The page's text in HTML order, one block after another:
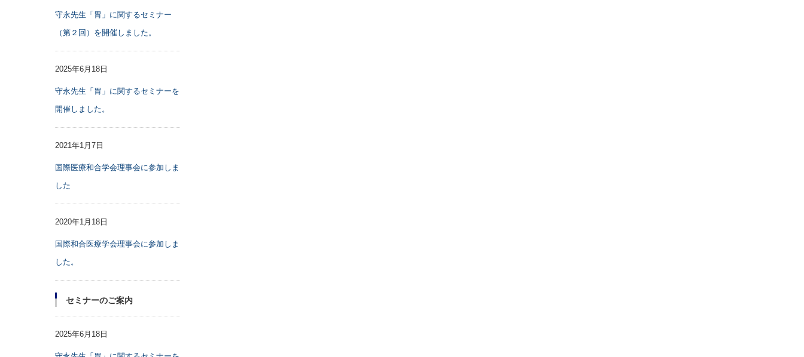
守永先生「胃」に関するセミナー
（第２回）を開催しました。
2025年6月18日
守永先生「胃」に関するセミナーを
開催しました。
2021年1月7日
国際医療和合学会理事会に参加しま
した
2020年1月18日
国際和合医療学会理事会に参加しま
した。
セミナーのご案内
2025年6月18日